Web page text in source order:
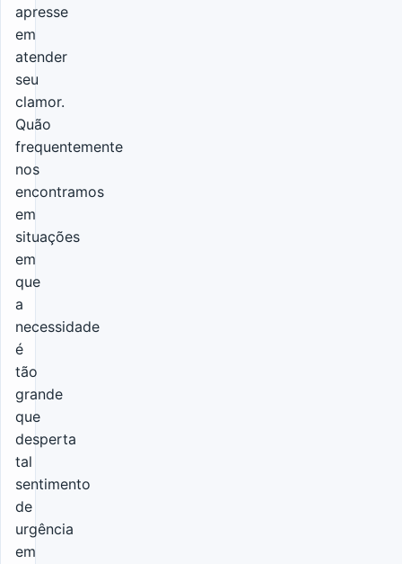
apresse
em
atender
seu
clamor.
Quão
frequentemente
nos
encontramos
em
situações
em
que
a
necessidade
é
tão
grande
que
desperta
tal
sentimento
de
urgência
em